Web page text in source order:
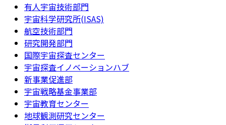
有人宇宙技術部門
宇宙科学研究所(ISAS)
航空技術部門
研究開発部門
国際宇宙探査センター
宇宙探査イノベーションハブ
新事業促進部
宇宙戦略基金事業部
宇宙教育センター
地球観測研究センター